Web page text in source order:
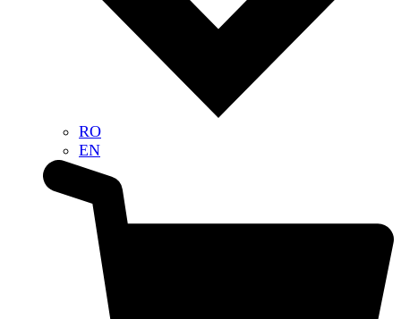
RO
EN